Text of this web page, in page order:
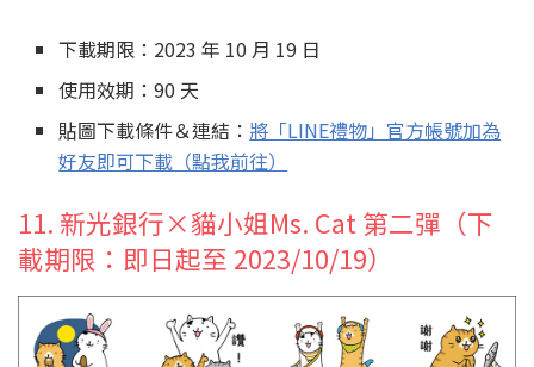
下載期限：2023 年 10 月 19 日
使用效期：90 天
貼圖下載條件＆連結： 將「LINE禮物」官方帳號加為
好友即可下載（點我前往）
11. 新光銀行×貓小姐Ms. Cat 第二彈（下
載期限：即日起至 2023/10/19）